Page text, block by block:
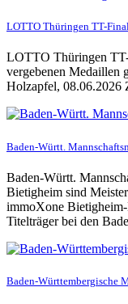
LOTTO Thüringen TT-
LOTTO Thüringen
vergebenen Medaillen
Holzapfel, 08.06.2026
Baden-Württ.
Baden-Württ.
Bietigheim sind
immoXone Bietigheim-
Titelträger bei den
Baden-Württembergische